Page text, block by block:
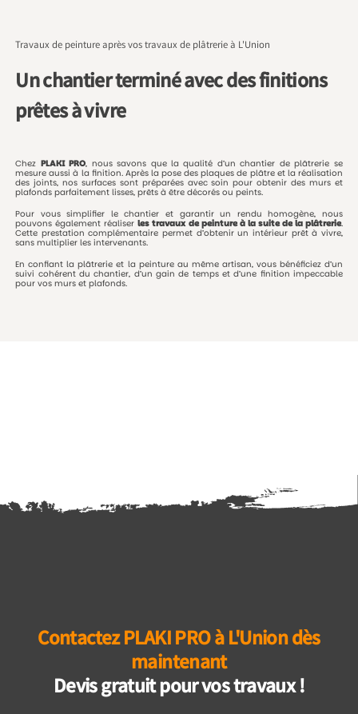
Travaux de peinture après vos travaux de plâtrerie à L'Union
Un chantier terminé avec des finitions
prêtes à vivre
Chez PLAKIPRO, noussavons que laqualité d’unchantier deplâtrerie se
mesureaussià la finition. Après laposedesplaquesde plâtre et la réalisation
desjoints, nos surfaces sont préparées avecsoinpourobtenirdes murs et
plafondsparfaitementlisses,prêtsàêtredécorésoupeints.
Pour voussimplifier lechantier et garantirun renduhomogène, nous
pouvonségalementréaliserlestravaux depeintureà la suitedela plâtrerie.
Cette prestationcomplémentairepermet d’obtenirun intérieur prêtà vivre,
sansmultiplierlesintervenants.
Enconfiantlaplâtrerieet la peinture au même artisan, vous bénéficiez d’un
suivi cohérent duchantier, d’un gainde temps etd’une finition impeccable
pourvosmursetplafonds.
Contactez PLAKI PRO à L'Union dès
maintenant
Devis gratuit pour vos travaux !